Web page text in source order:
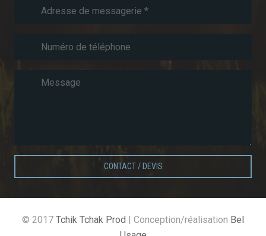
CONTACT / DEVIS
© 2017 Tchik Tchak Prod | Conception/réalisation Bel